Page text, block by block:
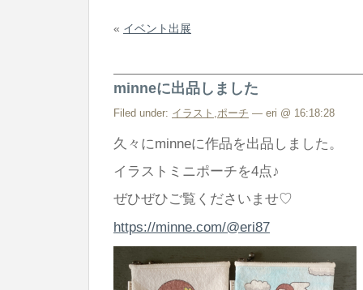
ス
ミ
ニ
ポ
チ
は
« イベント出展
minneに出品しました
Filed under: イラスト ,ポーチ — eri @ 16:18:28
久々にminneに作品を出品しました。
イラストミニポーチを4点♪
ぜひぜひご覧くださいませ♡
https://minne.com/@eri87